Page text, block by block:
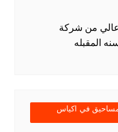
إنتاج عالي من شركة
المقبله
مساحيق في اكياس